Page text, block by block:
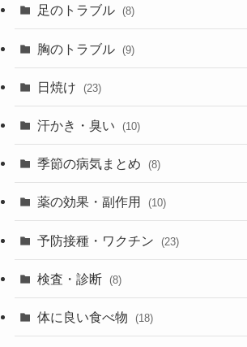
足のトラブル (8)
胸のトラブル (9)
日焼け (23)
汗かき・臭い (10)
季節の病気まとめ (8)
薬の効果・副作用 (10)
予防接種・ワクチン (23)
検査・診断 (8)
体に良い食べ物 (18)